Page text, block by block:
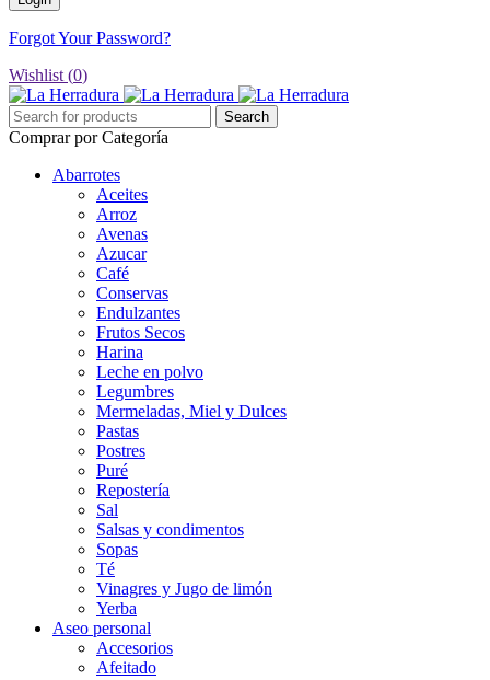
Forgot Your Password?
Wishlist (0)
Comprar por Categoría
Abarrotes
Aceites
Arroz
Avenas
Azucar
Café
Conservas
Endulzantes
Frutos Secos
Harina
Leche en polvo
Legumbres
Mermeladas, Miel y Dulces
Pastas
Postres
Puré
Repostería
Sal
Salsas y condimentos
Sopas
Té
Vinagres y Jugo de limón
Yerba
Aseo personal
Accesorios
Afeitado